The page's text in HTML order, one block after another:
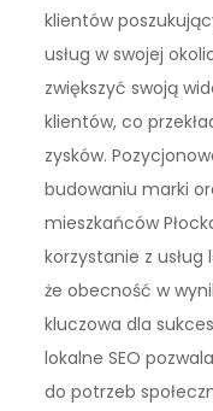
klientów
usług w swojej
zwiększyć swoją
klientów, co
zysków.
budowaniu marki
mieszkańców
korzystanie z
że obecność w
kluczowa dla
lokalne SEO
do potrzeb